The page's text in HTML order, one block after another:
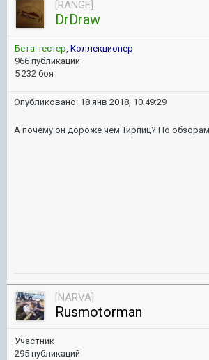
[RANGE]
DrDraw
Бета-тестер, Коллекционер
966 публикаций
5 232 боя
Опубликовано: 18 янв 2018, 10:49:29
А почему он дороже чем Тирпиц? По обзорам
[NARVA]
Rusmotorman
Участник
295 публикаций